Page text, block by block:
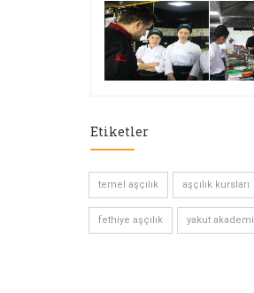
Etiketler
temel aşçılık aşçılık kursları
fethiye aşçılık yakut